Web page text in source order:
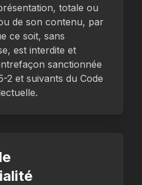
totale ou
de son contenu, par
ce soit, sans
est interdite et
sanctionnée
2 et suivants du Code